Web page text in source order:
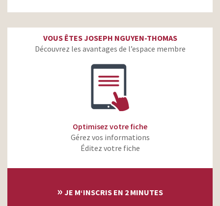
VOUS ÊTES JOSEPH NGUYEN-THOMAS
Découvrez les avantages de l’espace membre
Optimisez votre fiche
Gérez vos informations
Éditez votre fiche
» JE M‘INSCRIS EN 2 MINUTES